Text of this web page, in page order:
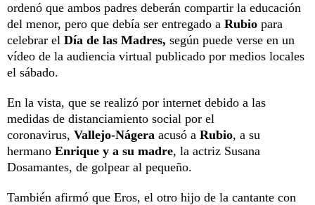
ordenó que ambos padres deberán compartir la educación
del menor, pero que debía ser entregado a Rubio para
celebrar el Día de las Madres, según puede verse en un
vídeo de la audiencia virtual publicado por medios locales
el sábado.
En la vista, que se realizó por internet debido a las
medidas de distanciamiento social por el
coronavirus, Vallejo-Nágera acusó a Rubio, a su
hermano Enrique y a su madre, la actriz Susana
Dosamantes, de golpear al pequeño.
También afirmó que Eros, el otro hijo de la cantante con